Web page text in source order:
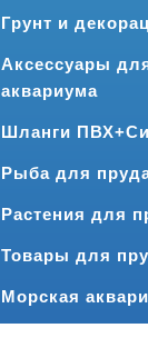
Грунт и
Аксессуары
аквариума
Шланги
Рыба для
Растения для
Товары для
Морская